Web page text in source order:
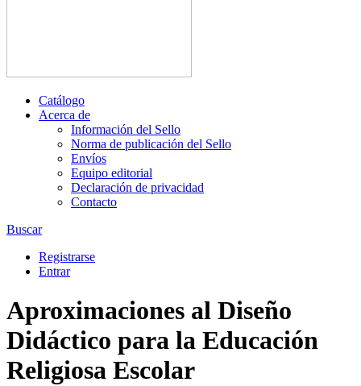
Catálogo
Acerca de
Información del Sello
Norma de publicación del Sello
Envíos
Equipo editorial
Declaración de privacidad
Contacto
Buscar
Registrarse
Entrar
Aproximaciones al Diseño
Didáctico para la Educación
Religiosa Escolar